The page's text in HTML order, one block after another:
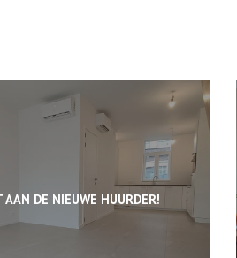
AAN DE NIEUWE HUURDER!